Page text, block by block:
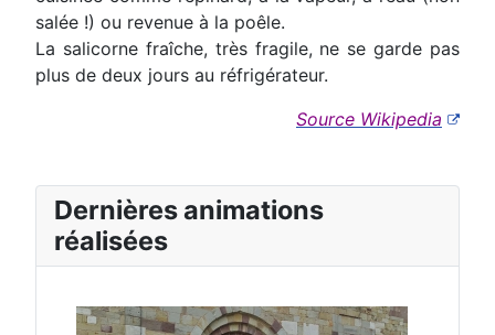
salée !) ou revenue à la poêle.
La salicorne fraîche, très fragile, ne se garde pas
plus de deux jours au réfrigérateur.
Source Wikipedia
Dernières animations
réalisées